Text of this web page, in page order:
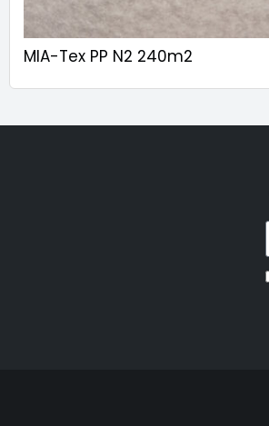
MIA-Tex PP N2 240m2